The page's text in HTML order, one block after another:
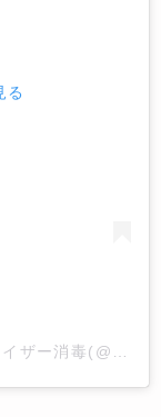
る
ザー消毒